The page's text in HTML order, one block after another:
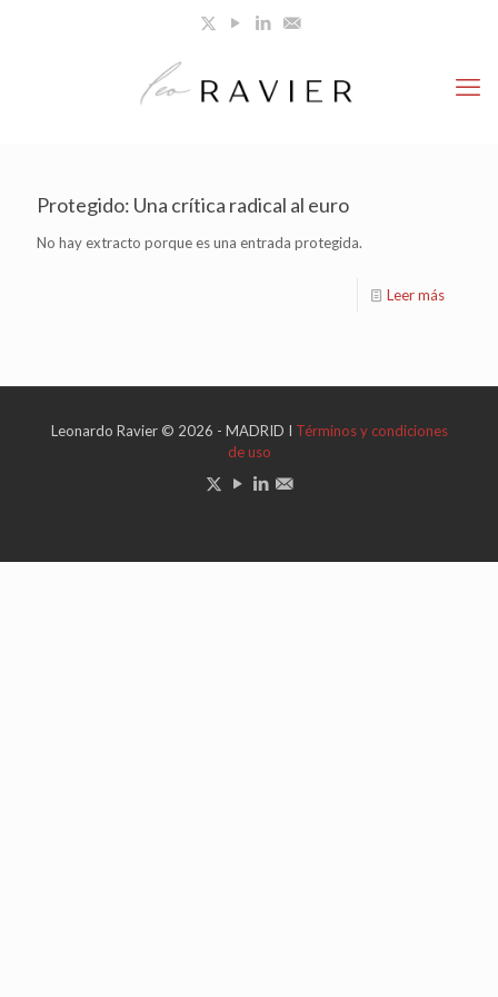
Protegido: Una crítica radical al euro
No hay extracto porque es una entrada protegida.
Leer más
Leonardo Ravier © 2026 - MADRID I Términos y condiciones
de uso